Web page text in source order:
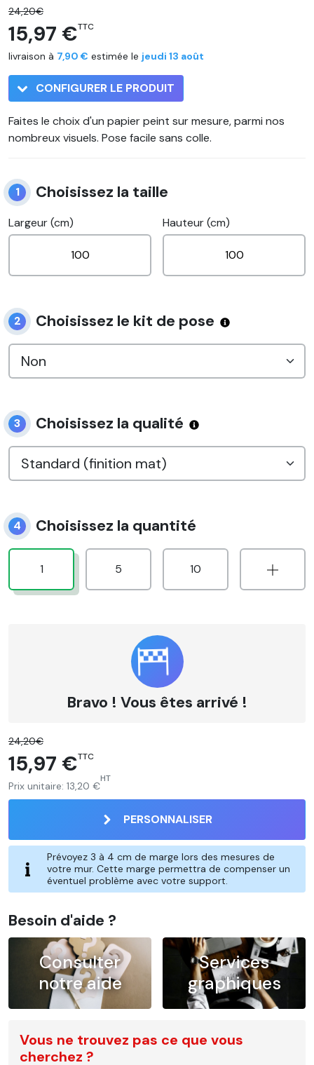
24,20€
15,97 €TTC
livraison à 7,90 € estimée le jeudi 13 août
CONFIGURER LE PRODUIT
Faites le choix d'un papier peint sur mesure, parmi nos
nombreux visuels. Pose facile sans colle.
1 Choisissez la taille
Largeur (cm) Hauteur (cm)
2 Choisissez le kit de pose
3 Choisissez la qualité
4 Choisissez la quantité
1 5 10
Bravo ! Vous êtes arrivé !
24,20€
15,97 €TTC
Prix unitaire: 13,20 €
HT
PERSONNALISER
Prévoyez 3 à 4 cm de marge lors des mesures de
votre mur. Cette marge permettra de compenser un
éventuel problème avec votre support.
Besoin d'aide ?
Consulter
notre aide
Services
graphiques
Vous ne trouvez pas ce que vous
cherchez ?